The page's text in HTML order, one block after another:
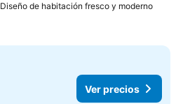
Diseño de habitación fresco y modernoVer
Ver precios